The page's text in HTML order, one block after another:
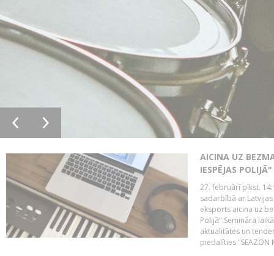
AICINA UZ
IESPĒJAS POLIJĀ"
27. februārī plkst.
sadarbībā ar
eksports aicina uz
Polijā".Semināra
aktualitātes un
piedalīties "SEAZON